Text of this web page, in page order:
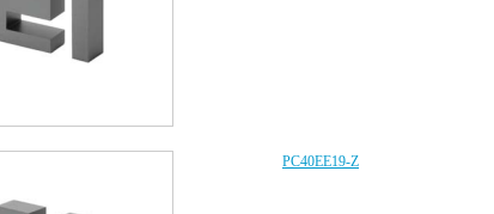
PC40EE19-Z